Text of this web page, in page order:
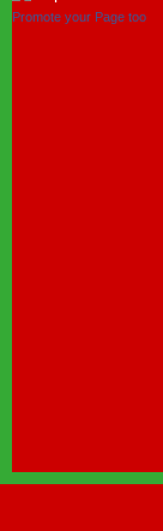
Promote your Page too